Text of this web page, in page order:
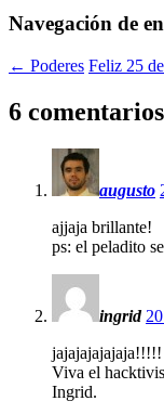
Navegación de
← Poderes Feliz 25
6
augusto
ajjaja brillante!
ps: el peladito
ingrid
jajajajajajaja!!!!!
Viva el
Ingrid.